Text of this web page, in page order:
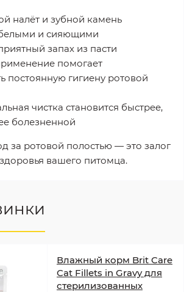
налёт и зубной камень
и сияющими
запах из пасти
помогает
постоянную гигиену ротовой
чистка становится быстрее,
болезненной
за ротовой полостью — это залог
вашего питомца.
Влажный корм Brit Care
Cat Fillets in Gravy для
стерилизованных